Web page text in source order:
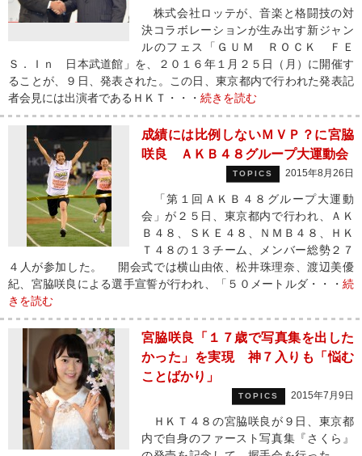
株式会社ロッテが、音楽と格闘技の対
決コラボレーションが生み出す新ジャン
ルのフェス「ＧＵＭ ＲＯＣＫ ＦＥ
Ｓ．Ｉｎ 日本武道館」を、２０１６年１月２５日（月）に開催す
ることが、９日、発表された。この日、東京都内で行われた発表記
者会見には出演者であるＨＫＴ・・・ 続きを読む
成績には比例しないＭＶＰ？に宮脇
咲良 ＡＫＢ４８グループ大運動会
TOPICS 2015年8月26日
「第１回ＡＫＢ４８グループ大運動
会」が２５日、東京都内で行われ、ＡＫ
Ｂ４８、ＳＫＥ４８、ＮＭＢ４８、ＨＫ
Ｔ４８の１３チーム、メンバー総勢２７
４人が参加した。 開会式では横山由依、松井珠理奈、渡辺美優
紀、宮脇咲良による選手宣誓が行われ、「５０メートルダ・・・ 続
きを読む
宮脇咲良「１７歳で写真集を出した
かった」を実現 神７入りも「悩む
ことばかり」
TOPICS 2015年7月9日
ＨＫＴ４８の宮脇咲良が９日、東京都
内で自身のファースト写真集『さくら』